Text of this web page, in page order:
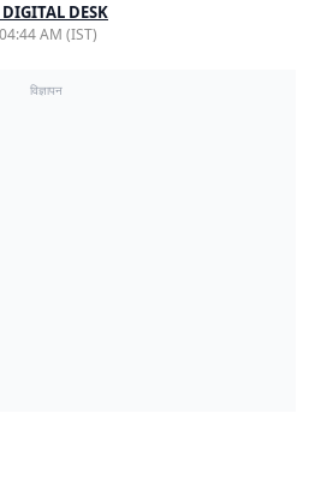
DESK
AM (IST)
विज्ञापन